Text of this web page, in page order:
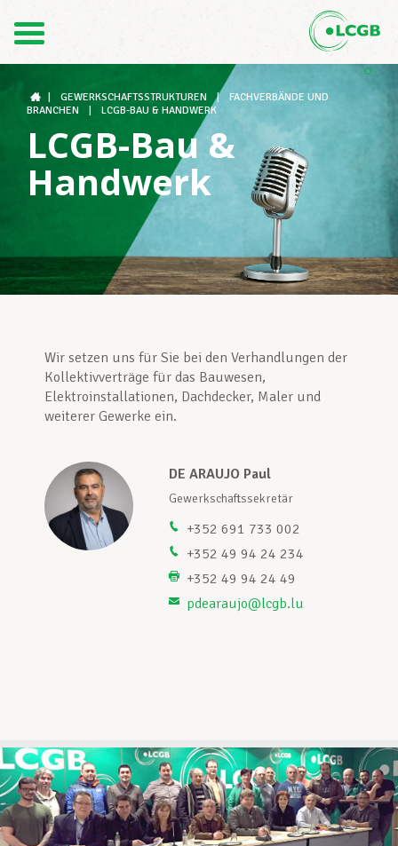
FR
Der LCGB
Gewerkschaftsstrukturen
Unterstützung im Arbeitsalltag
Ihre Rechte
Berufliche Weiterentwicklung
Mitglied werden
GEWERKSCHAFTSSTRUKTUREN |
FACHVERBÄNDE UND
BRANCHEN
LCGB-BAU & HANDWERK
LCGB-Bau &
Handwerk
Wir setzen uns für Sie bei den Verhandlungen der
Kollektivverträge für das Bauwesen,
Elektroinstallationen, Dachdecker, Maler und
weiterer Gewerke ein.
DE ARAUJO Paul
Gewerkschaftssekretär
+352 691 733 002
+352 49 94 24 234
+352 49 94 24 49
pdearaujo@lcgb.lu
2